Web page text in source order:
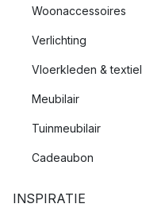
Woonaccessoires
Verlichting
Vloerkleden & textiel
Meubilair
Tuinmeubilair
Cadeaubon
INSPIRATIE